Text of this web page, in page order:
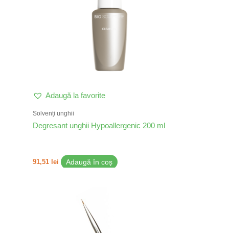
Adaugă la favorite
Solvenți unghii
Degresant unghii Hypoallergenic 200 ml
91,51 lei Adaugă în coș